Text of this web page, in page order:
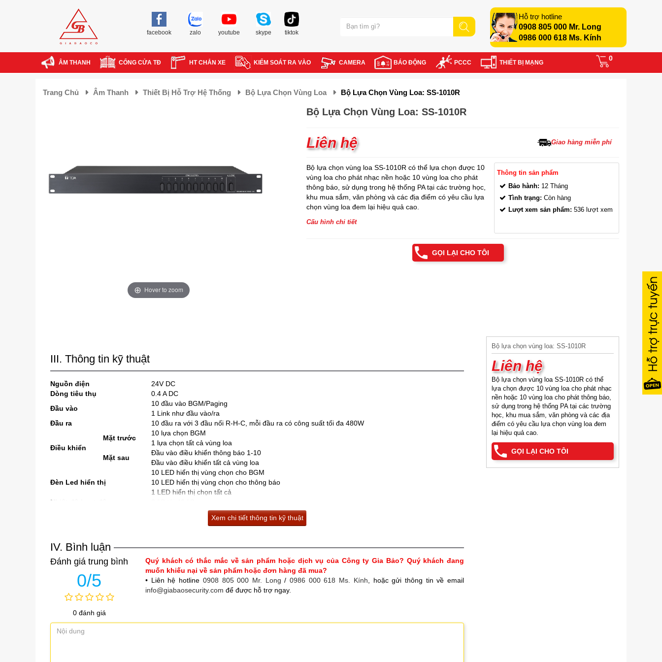
Hỗ trợ hotline
0908 805 000 Mr. Long
0986 000 618 Ms. Kính
facebook zalo youtube skype tiktok
ÂM THANH CỔNG CỬA TĐ HT CHẮN XE KIỂM SOÁT RA VÀO CAMERA BÁO ĐỘNG PCCC THIẾT BỊ MẠNG
0
Trang Chủ Âm Thanh Thiết Bị Hỗ Trợ Hệ Thống Bộ Lựa Chọn Vùng Loa Bộ Lựa Chọn Vùng Loa: SS-1010R
Hover to zoom
Bộ Lựa Chọn Vùng Loa: SS-1010R
Liên hệ Giao hàng miễn phí
Bộ lựa chọn vùng loa SS-1010R có thể lựa chọn được 10
vùng loa cho phát nhạc nền hoặc 10 vùng loa cho phát
thông báo, sử dụng trong hệ thống PA tại các trường học,
khu mua sắm, văn phòng và các địa điểm có yêu cầu lựa
chọn vùng loa đem lại hiệu quả cao.
Cấu hình chi tiết
Thông tin sản phẩm
Bảo hành: 12 Tháng
Tình trạng: Còn hàng
Lượt xem sản phẩm: 536 lượt xem
GỌI LẠI CHO TÔI
III. Thông tin kỹ thuật
Nguồn điện
24V DC
Dòng tiêu thụ
0.4 A DC
Đầu vào
10 đầu vào BGM/Paging
1 Link như đầu vào/ra
Đầu ra
10 đầu ra với 3 đầu nối R-H-C, mỗi đầu ra có công suất tối đa 480W
Điều khiển
Mặt trước
10 lựa chọn BGM
1 lựa chọn tất cả vùng loa
Mặt sau
Đầu vào điều khiển thông báo 1-10
Đầu vào điều khiển tất cả vùng loa
Đèn Led hiển thị
10 LED hiển thị vùng chọn cho BGM
10 LED hiển thị vùng chọn cho thông báo
1 LED hiển thị chọn tất cả
Nhiệt độ hoạt động
Mặt trước: nhôm, màu đen
Khối lượng
Phụ kiện
Xem chi tiết thông tin kỹ thuật
IV. Bình luận
Đánh giá trung bình
0/5
0 đánh giá
Quý khách có thắc mắc về sản phẩm hoặc dịch vụ của Công ty Gia Bảo? Quý khách đang
muốn khiếu nại về sản phẩm hoặc đơn hàng đã mua?
• Liên hệ hotline 0908 805 000 Mr. Long /0986 000 618 Ms. Kính , hoặc gửi thông tin về email
info@giabaosecurity.com để được hỗ trợ ngay.
Bộ lựa chọn vùng loa: SS-1010R
Liên hệ
Bộ lựa chọn vùng loa SS-1010R có thể
lựa chọn được 10 vùng loa cho phát nhạc
nền hoặc 10 vùng loa cho phát thông báo,
sử dụng trong hệ thống PA tại các trường
học, khu mua sắm, văn phòng và các địa
điểm có yêu cầu lựa chọn vùng loa đem
lại hiệu quả cao.
GỌI LẠI CHO TÔI